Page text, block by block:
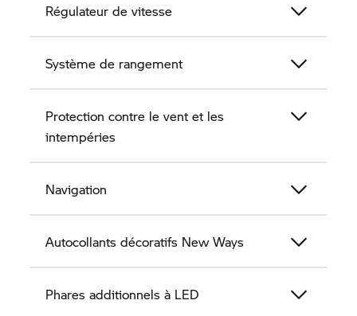
Régulateur de vitesse
Système de rangement
Protection contre le vent et les
intempéries
Navigation
Autocollants décoratifs New Ways
Phares additionnels à LED